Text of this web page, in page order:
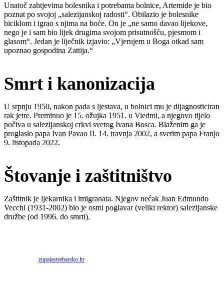
Unatoč zahtjevima bolesnika i potrebama bolnice, Artemide je bio
poznat po svojoj „salezijanskoj radosti“. Obilazio je bolesnike
biciklom i igrao s njima na boće. On je „ne samo davao lijekove,
nego je i sam bio lijek drugima svojom prisutnošću, pjesmom i
glasom“. Jedan je liječnik izjavio: „Vjerujem u Boga otkad sam
upoznao gospodina Zattija.“
Smrt i kanonizacija
U srpnju 1950, nakon pada s ljestava, u bolnici mu je dijagnosticiran
rak jetre. Preminuo je 15. ožujka 1951. u Viedmi, a njegovo tijelo
počiva u salezijanskoj crkvi svetog Ivana Bosca. Blaženim ga je
proglasio papa Ivan Pavao II. 14. travnja 2002, a svetim papa Franjo
9. listopada 2022.
Štovanje i zaštitništvo
Zaštitnik je ljekarnika i imigranata. Njegov nećak Juan Edmundo
Vecchi (1931-2002) bio je osmi poglavar (veliki rektor) salezijanske
družbe (od 1996. do smrti).
Izvor:zupajastrebarsko.hr